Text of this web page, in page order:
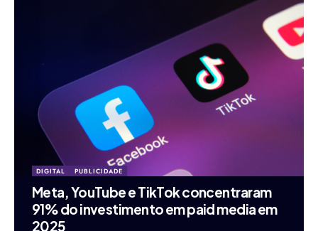
DIGITAL PUBLICIDADE
Meta, YouTube e TikTok concentraram
91% do investimento em paid media em
2025